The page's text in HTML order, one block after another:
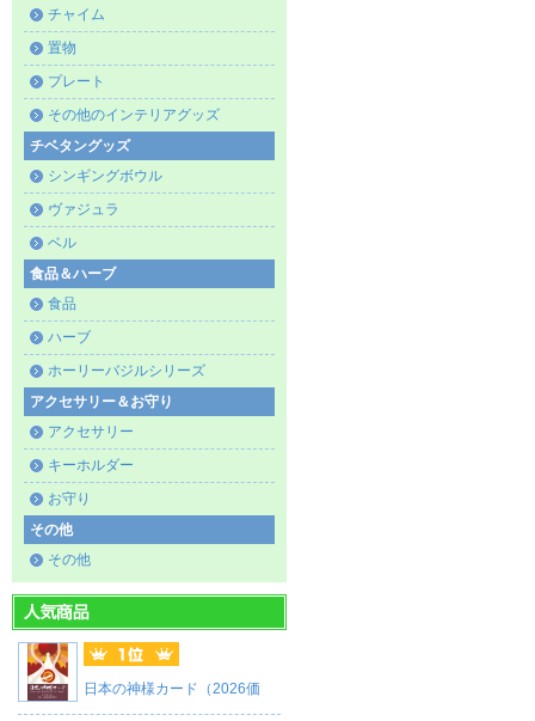
チャイム
置物
プレート
その他のインテリアグッズ
チベタングッズ
シンギングボウル
ヴァジュラ
ベル
食品＆ハーブ
食品
ハーブ
ホーリーバジルシリーズ
アクセサリー＆お守り
アクセサリー
キーホルダー
お守り
その他
その他
日本の神様カード（2026価